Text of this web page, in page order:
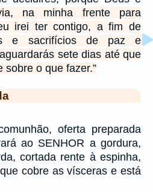
na minha frente para
irei ter contigo, a fim de
e sacrifícios de paz e
sete dias até que
sobre o que fazer.”
oferta preparada
ao SENHOR a gordura,
cortada rente à espinha,
cobre as vísceras e está